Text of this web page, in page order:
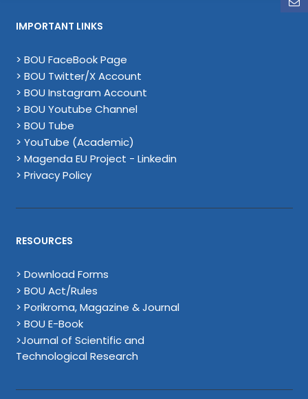
IMPORTANT LINKS
> BOU FaceBook Page
> BOU Twitter/X Account
> BOU Instagram Account
> BOU Youtube Channel
> BOU Tube
> YouTube (Academic)
> Magenda EU Project - Linkedin
> Privacy Policy
RESOURCES
> Download Forms
> BOU Act/Rules
> Porikroma, Magazine & Journal
> BOU E-Book
>Journal of Scientific and
Technological Research